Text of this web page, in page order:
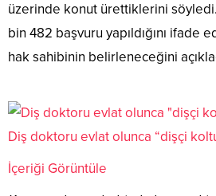
üzerinde konut ürettiklerini
bin 482 başvuru yapıldığını ifade
hak sahibinin belirleneceğini
Diş doktoru evlat olunca “dişçi
İçeriği Görüntüle